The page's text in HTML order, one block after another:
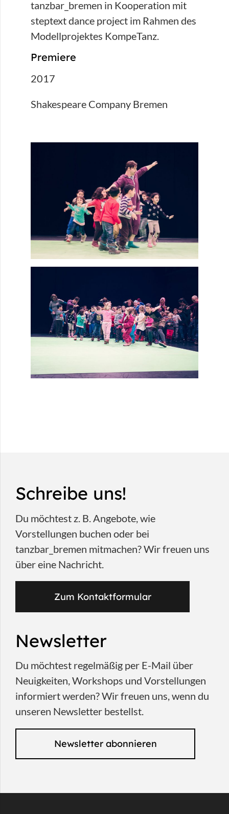
tanzbar_bremen in Kooperation mit
steptext dance project im Rahmen des
Modellprojektes KompeTanz.
Premiere
2017
Shakespeare Company Bremen
Schreibe uns!
Du möchtest z. B. Angebote, wie
Vorstellungen buchen oder bei
tanzbar_bremen mitmachen? Wir freuen uns
über eine Nachricht.
Zum Kontaktformular
Newsletter
Du möchtest regelmäßig per E-Mail über
Neuigkeiten, Workshops und Vorstellungen
informiert werden? Wir freuen uns, wenn du
unseren Newsletter bestellst.
Newsletter abonnieren